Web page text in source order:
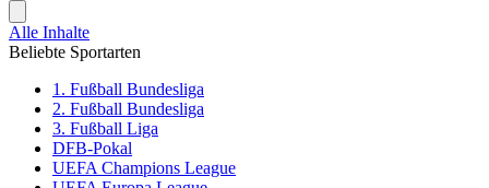
Alle Inhalte
Beliebte Sportarten
1. Fußball Bundesliga
2. Fußball Bundesliga
3. Fußball Liga
DFB-Pokal
UEFA Champions League